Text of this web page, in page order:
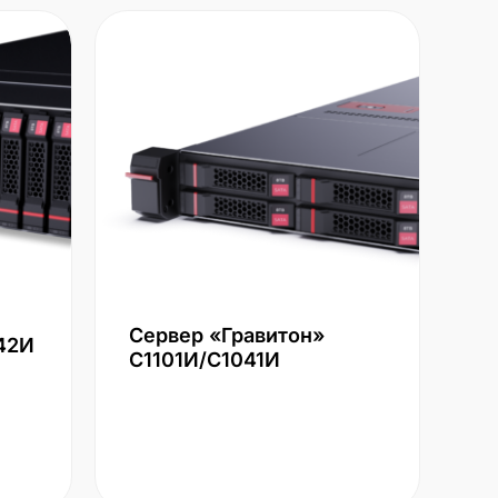
Сервер «Гравитон»
С1101И/С1041И